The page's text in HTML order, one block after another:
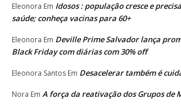
Eleonora Em Idosos : população cresce e
saúde; conheça vacinas para 60+
Eleonora Em Deville Prime Salvador lança
Black Friday com diárias com 30% off
Eleonora Santos Em Desacelerar também é
Nora Em A força da reativação dos Grupos de